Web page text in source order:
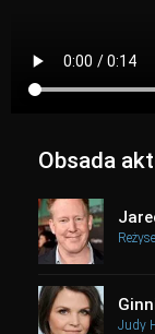
Obsada
Judy